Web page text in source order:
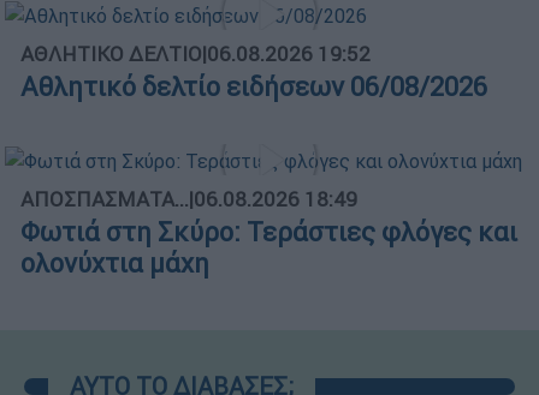
ΑΘΛΗΤΙΚΟ ΔΕΛΤΙΟ|06.08.2026 19:52
Αθλητικό δελτίο ειδήσεων 06/08/2026
ΑΠΟΣΠΑΣΜΑΤΑ...|06.08.2026 18:49
Φωτιά στη Σκύρο: Τεράστιες φλόγες και
ολονύχτια μάχη
ΑΥΤΟ ΤΟ ΔΙΑΒΑΣΕΣ;